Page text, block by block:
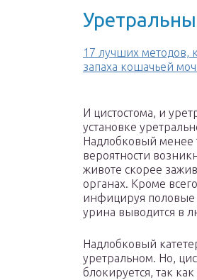
17 лучших методов,
запаха кошачьей
И цистостома, и
установке
Надлобковый менее
вероятности
животе скорее
органах. Кроме
инфицируя половые
урина выводится в
Надлобковый
уретральном. Но,
блокируется, так